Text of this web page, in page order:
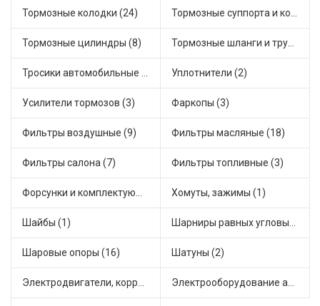
Тормозные колодки (24) Тормозные суппорта и комплектующие (8)
Тормозные цилиндры (8) Тормозные шланги и трубки (7)
Тросики автомобильные (19) Уплотнители (2)
Усилители тормозов (3) Фаркопы (3)
Фильтры воздушные (9) Фильтры масляные (18)
Фильтры салона (7) Фильтры топливные (3)
Форсунки и комплектующие (5) Хомуты, зажимы (1)
Шайбы (1) Шарниры равных угловых скоростей, приводные валы (31)
Шаровые опоры (16) Шатуны (2)
Электродвигатели, корректоры и приводы автомобильн (24) Электрооборудование автомобилей (8)